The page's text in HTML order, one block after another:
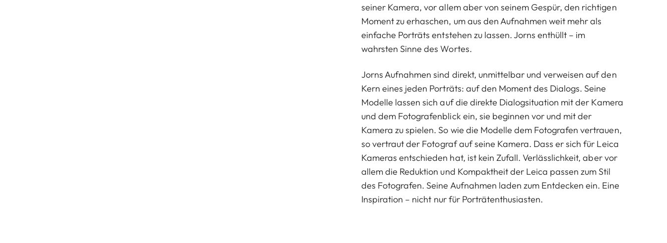
seiner Kamera, vor allem aber von seinem Gespür, den richtigen
Moment zu erhaschen, um aus den Aufnahmen weit mehr als
einfache Porträts entstehen zu lassen. Jorns enthüllt – im
wahrsten Sinne des Wortes.
Jorns Aufnahmen sind direkt, unmittelbar und verweisen auf den
Kern eines jeden Porträts: auf den Moment des Dialogs. Seine
Modelle lassen sich auf die direkte Dialogsituation mit der Kamera
und dem Fotografenblick ein, sie beginnen vor und mit der
Kamera zu spielen. So wie die Modelle dem Fotografen vertrauen,
so vertraut der Fotograf auf seine Kamera. Dass er sich für Leica
Kameras entschieden hat, ist kein Zufall. Verlässlichkeit, aber vor
allem die Reduktion und Kompaktheit der Leica passen zum Stil
des Fotografen. Seine Aufnahmen laden zum Entdecken ein. Eine
Inspiration – nicht nur für Porträtenthusiasten.